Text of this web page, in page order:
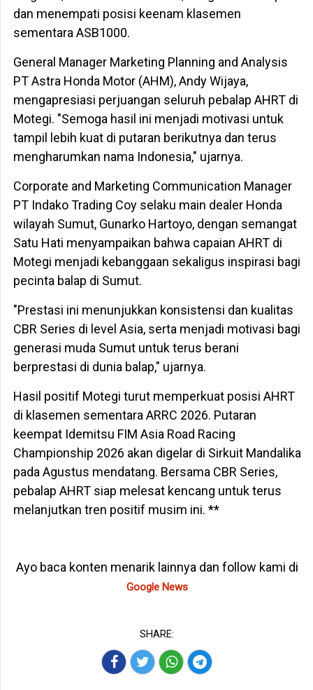
dan menempati posisi keenam klasemen
sementara ASB1000.
General Manager Marketing Planning and Analysis
PT Astra Honda Motor (AHM), Andy Wijaya,
mengapresiasi perjuangan seluruh pebalap AHRT di
Motegi. "Semoga hasil ini menjadi motivasi untuk
tampil lebih kuat di putaran berikutnya dan terus
mengharumkan nama Indonesia," ujarnya.
Corporate and Marketing Communication Manager
PT Indako Trading Coy selaku main dealer Honda
wilayah Sumut, Gunarko Hartoyo, dengan semangat
Satu Hati menyampaikan bahwa capaian AHRT di
Motegi menjadi kebanggaan sekaligus inspirasi bagi
pecinta balap di Sumut.
"Prestasi ini menunjukkan konsistensi dan kualitas
CBR Series di level Asia, serta menjadi motivasi bagi
generasi muda Sumut untuk terus berani
berprestasi di dunia balap," ujarnya.
Hasil positif Motegi turut memperkuat posisi AHRT
di klasemen sementara ARRC 2026. Putaran
keempat Idemitsu FIM Asia Road Racing
Championship 2026 akan digelar di Sirkuit Mandalika
pada Agustus mendatang. Bersama CBR Series,
pebalap AHRT siap melesat kencang untuk terus
melanjutkan tren positif musim ini. **
Ayo baca konten menarik lainnya dan follow kami di
Google News
SHARE: